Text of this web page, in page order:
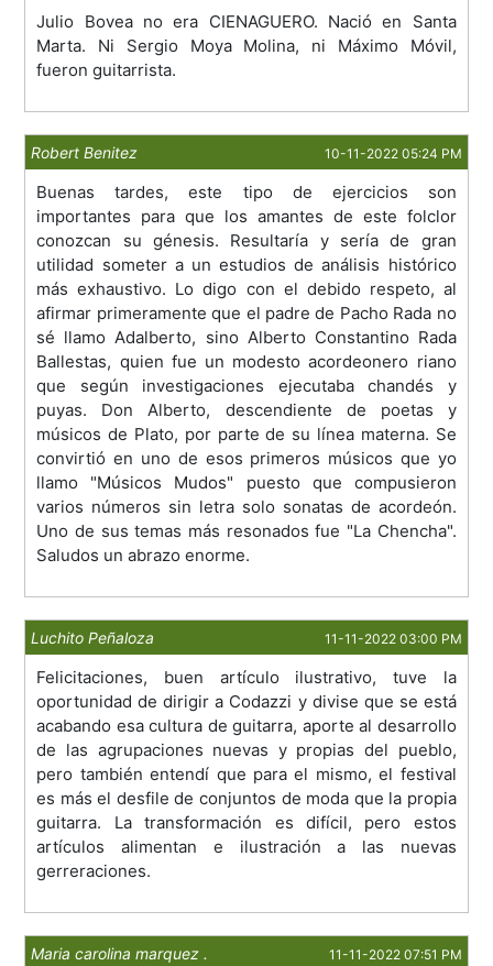
Julio Bovea no era CIENAGUERO. Nació en Santa
Marta. Ni Sergio Moya Molina, ni Máximo Móvil,
fueron guitarrista.
Robert Benitez 10-11-2022 05:24 PM
Buenas tardes, este tipo de ejercicios son
importantes para que los amantes de este folclor
conozcan su génesis. Resultaría y sería de gran
utilidad someter a un estudios de análisis histórico
más exhaustivo. Lo digo con el debido respeto, al
afirmar primeramente que el padre de Pacho Rada no
sé llamo Adalberto, sino Alberto Constantino Rada
Ballestas, quien fue un modesto acordeonero riano
que según investigaciones ejecutaba chandés y
puyas. Don Alberto, descendiente de poetas y
músicos de Plato, por parte de su línea materna. Se
convirtió en uno de esos primeros músicos que yo
llamo "Músicos Mudos" puesto que compusieron
varios números sin letra solo sonatas de acordeón.
Uno de sus temas más resonados fue "La Chencha".
Saludos un abrazo enorme.
Luchito Peñaloza 11-11-2022 03:00 PM
Felicitaciones, buen artículo ilustrativo, tuve la
oportunidad de dirigir a Codazzi y divise que se está
acabando esa cultura de guitarra, aporte al desarrollo
de las agrupaciones nuevas y propias del pueblo,
pero también entendí que para el mismo, el festival
es más el desfile de conjuntos de moda que la propia
guitarra. La transformación es difícil, pero estos
artículos alimentan e ilustración a las nuevas
gerreraciones.
Maria carolina marquez . 11-11-2022 07:51 PM